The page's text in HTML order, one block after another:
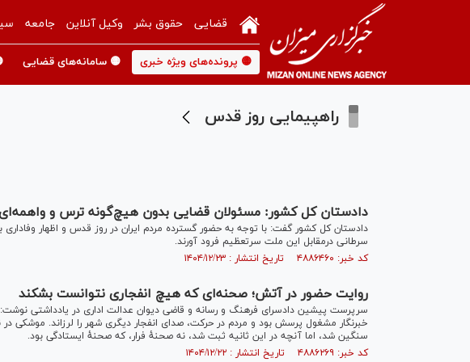
قضایی حقوق بشر وکیل آنلاین جامعه
🟡 پرونده‌های ویژه خبری 🟡 سامانه‌های قضایی
راهپیمایی روز قدس
دادستان کل کشور: مسئولان قضایی بدون هیچ‌گونه ترس و
دادستان کل کشور گفت: با توجه به حضور گسترده مردم ایران در روز قدس و اظهار
سرطانی درمقابل این ملت سرتعظیم فرود آورند.
کد خبر: ۴۸۸۶۴۶۰ تاریخ انتشار : ۱۴۰۴/۱۲/۲۳
روایت حضور در آتش؛ صحنه‌ای که هیچ انفجاری نتوانست بشکند
سرپرست پیشین دادسرای فرهنگ و رسانه و قاضی دیوان عدالت اداری در یادداشتی
خبرنگار مشغول پرسش بود و مردم در حرکت، صدای انفجار دیگری شهر را لرزاند. موشکی در
سنگین شد، اما آنچه در این ثانیه ثبت شد، نه صحنهٔ فرار، که صحنهٔ ایستادگی بود.
کد خبر: ۴۸۸۶۲۶۹ تاریخ انتشار : ۱۴۰۴/۱۲/۲۲